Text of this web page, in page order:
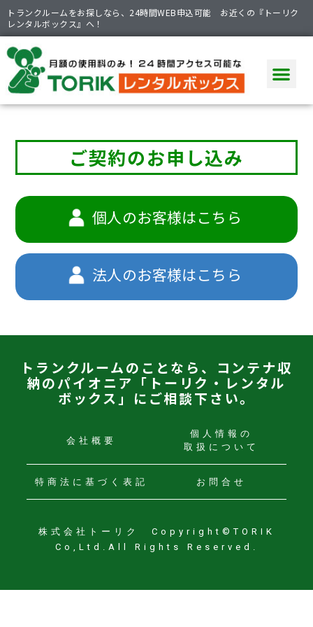
トランクルームをお探しなら、24時間WEB申込可能 お近くの『トーリク
レンタルボックス』へ！
ご契約のお申し込み
個人のお客様はこちら
法人のお客様はこちら
トランクルームのことなら、コンテナ収
納のパイオニア「トーリク・レンタル
ボックス」にご相談下さい。
会社概要
個人情報の
取扱について
特商法に 基づく表記 お問合せ
株式会社トーリク Copyright©TORIK
Co,Ltd.All Rights Reserved.